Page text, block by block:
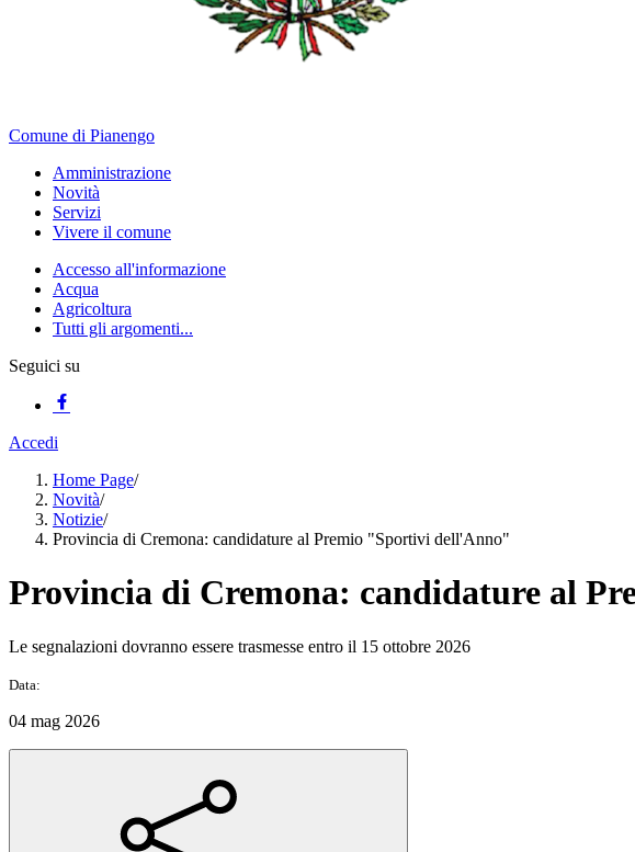
Comune di Pianengo
Amministrazione
Novità
Servizi
Vivere il comune
Accesso all'informazione
Acqua
Agricoltura
Tutti gli argomenti...
Seguici su
Accedi
Home Page/
Novità/
Notizie/
Provincia di Cremona: candidature al Premio "Sportivi dell'Anno"
Provincia di Cremona: candidature al
Le segnalazioni dovranno essere trasmesse entro il 15 ottobre 2026
Data:
04 mag 2026